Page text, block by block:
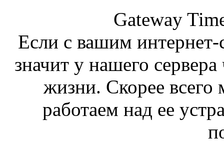
Gateway
Если с вашим интернет-
значит у нашего
жизни. Скорее
работаем над ее